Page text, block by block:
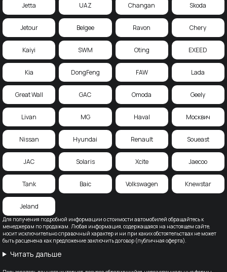
Для получения подробной информации о стоимости автомобилей обращайтесь к
менеджерам по продажам. Любая информация, содержащаяся на настоящем сайте,
носит исключительно справочный характер и ни при каких обстоятельствах не может
быть расценена как предложение заключить договор (публичная оферта).
Читать дальше
Jetta UAZ Changan Skoda
Jetour Belgee Ravon Chery
Kaiyi SWM Oting EXEED
Kia DongFeng FAW Lada
Great Wall GAC Omoda Geely
Livan MG Haval Москвич
Nissan Hyundai Renault Soueast
JAC Solaris Xcite Jaecoo
Tank Baic Volkswagen Knewstar
Jeland